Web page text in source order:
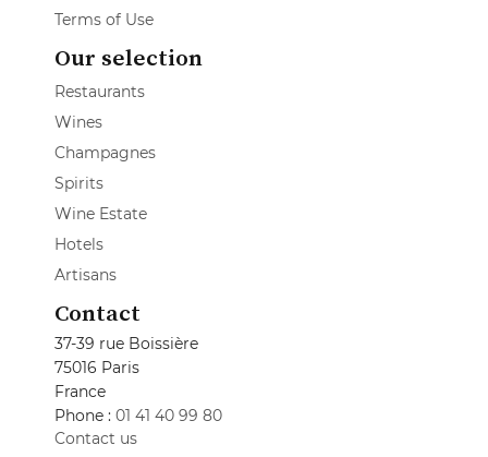
Terms of Use
Our selection
Restaurants
Wines
Champagnes
Spirits
Wine Estate
Hotels
Artisans
Contact
37-39 rue Boissière
75016 Paris
France
Phone : 01 41 40 99 80
Contact us